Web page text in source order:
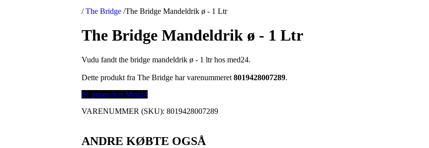
/ The Bridge /The Bridge Mandeldrik ø - 1 Ltr
The Bridge Mandeldrik ø - 1 Ltr
Vudu fandt the bridge mandeldrik ø - 1 ltr hos med24.
Dette produkt fra The Bridge har varenummeret8019428007289.
Se prisen hos Med24
VARENUMMER (SKU):8019428007289
ANDRE KØBTE OGSÅ